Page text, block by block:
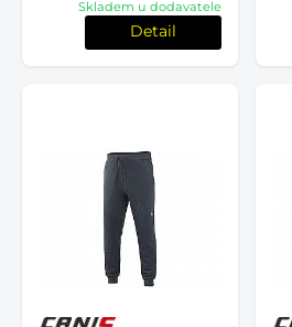
Skladem u dodavatele
Detail